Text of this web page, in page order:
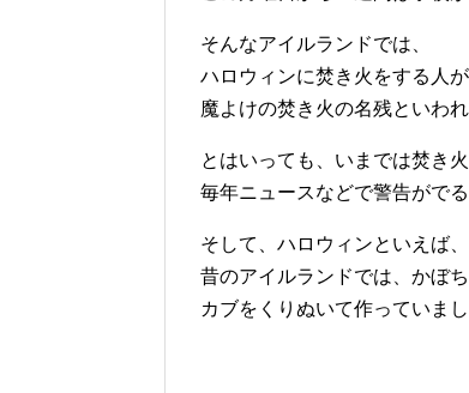
そんなアイルランドでは、
ハロウィンに焚き火をする人
魔よけの焚き火の名残といわれ
とはいっても、いまでは焚き
毎年ニュースなどで警告がでる
そして、ハロウィンといえば
昔のアイルランドでは、かぼち
カブをくりぬいて作っていまし